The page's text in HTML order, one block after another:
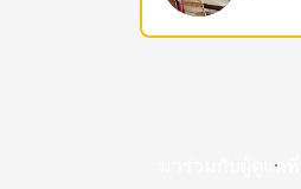
มาร่วมกับผู้ดูแล